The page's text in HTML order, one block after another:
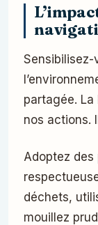
partagée.
nos actions.
Adoptez
déchets,
mouillez